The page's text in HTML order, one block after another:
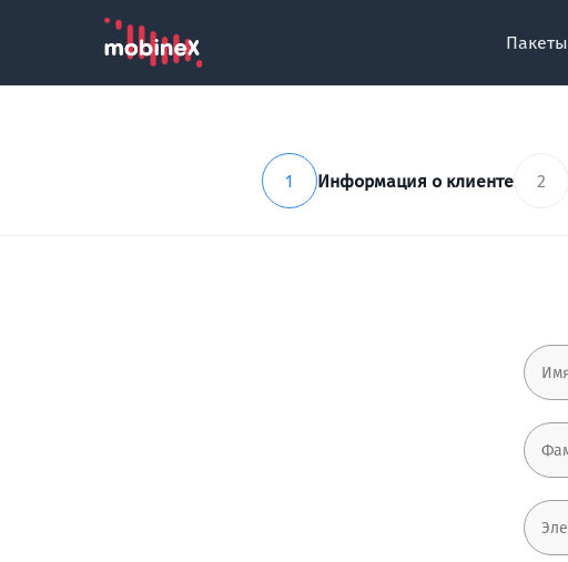
Пакеты
1 Информация о клиенте 2